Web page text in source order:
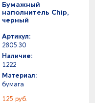
Бумажный
наполнитель Chip,
черный
Артикул:
2805.30
Наличие:
1222
Материал:
бумага
125 руб.